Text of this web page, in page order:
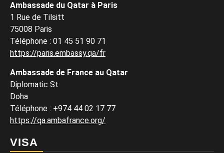
Ambassade du Qatar à Paris
1 Rue de Tilsitt
75008 Paris
Téléphone : 01 45 51 90 71
https://paris.embassy.qa/fr
Ambassade de France au Qatar
Diplomatic St
Doha
Téléphone : +974 44 02 17 77
https://qa.ambafrance.org/
VISA